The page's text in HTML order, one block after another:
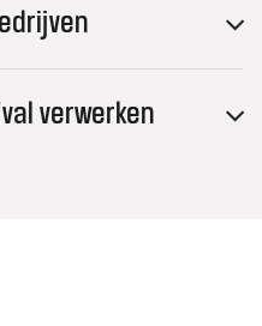
verwerken